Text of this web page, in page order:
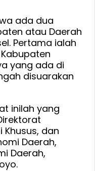
ada dua
atau Daerah
Pertama ialah
yang ada di
disuarakan
inilah yang
Khusus, dan
Daerah,
Daerah,